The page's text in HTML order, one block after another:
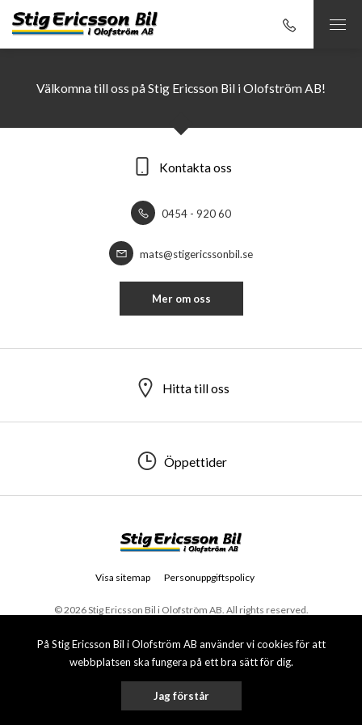
På Stig Ericsson Bil i Olofström AB använder vi cookies för att
webbplatsen ska fungera på ett bra sätt för dig.
Jag förstår
Välkomna till oss på Stig Ericsson Bil i Olofström AB!
Kontakta oss
0454 - 920 60
mats@stigericssonbil.se
Mer om oss
Hitta till oss
Öppettider
© 2026 Stig Ericsson Bil i Olofström AB. All rights reserved.
Visa sitemap Personuppgiftspolicy